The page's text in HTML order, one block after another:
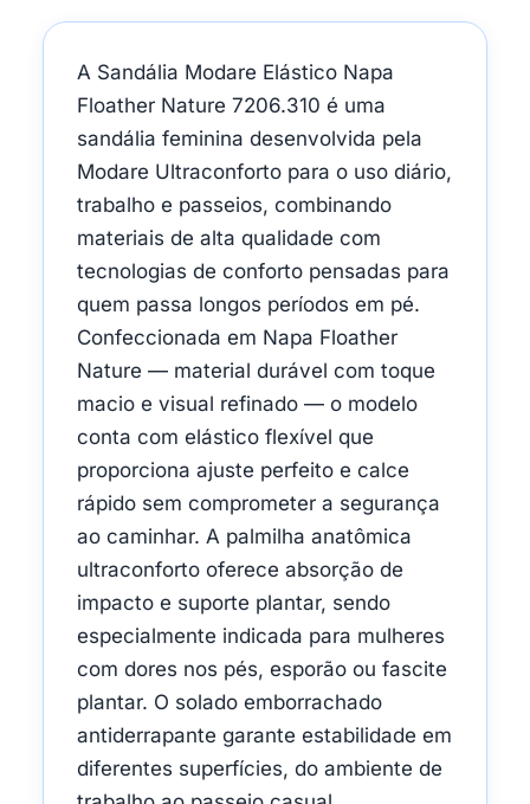
A Sandália Modare Elástico Napa
Floather Nature 7206.310 é uma
sandália feminina desenvolvida pela
Modare Ultraconforto para o uso diário,
trabalho e passeios, combinando
materiais de alta qualidade com
tecnologias de conforto pensadas para
quem passa longos períodos em pé.
Confeccionada em Napa Floather
Nature — material durável com toque
macio e visual refinado — o modelo
conta com elástico flexível que
proporciona ajuste perfeito e calce
rápido sem comprometer a segurança
ao caminhar. A palmilha anatômica
ultraconforto oferece absorção de
impacto e suporte plantar, sendo
especialmente indicada para mulheres
com dores nos pés, esporão ou fascite
plantar. O solado emborrachado
antiderrapante garante estabilidade em
diferentes superfícies, do ambiente de